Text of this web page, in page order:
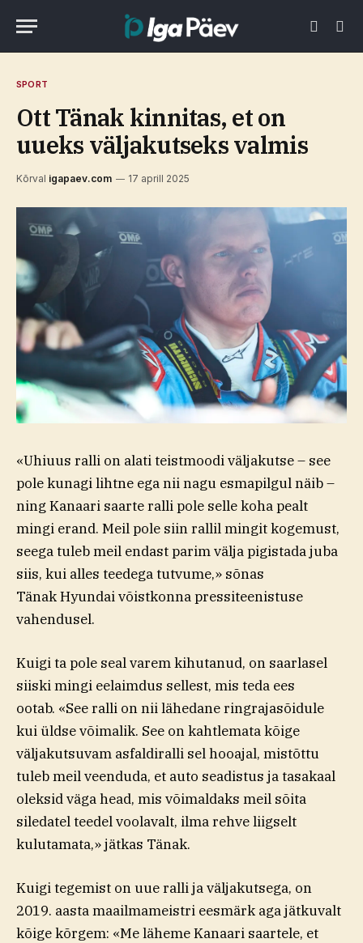
SPORT
Ott Tänak kinnitas, et on
uueks väljakutseks valmis
Kõrval igapaev.com 17 aprill 2025
«Uhiuus ralli on alati teistmoodi väljakutse – see
pole kunagi lihtne ega nii nagu esmapilgul näib –
ning Kanaari saarte ralli pole selle koha pealt
mingi erand. Meil pole siin rallil mingit kogemust,
seega tuleb meil endast parim välja pigistada juba
siis, kui alles teedega tutvume,» sõnas
Tänak Hyundai võistkonna pressiteenistuse
vahendusel.
Kuigi ta pole seal varem kihutanud, on saarlasel
siiski mingi eelaimdus sellest, mis teda ees
ootab. «See ralli on nii lähedane ringrajasõidule
kui üldse võimalik. See on kahtlemata kõige
väljakutsuvam asfaldiralli sel hooajal, mistõttu
tuleb meil veenduda, et auto seadistus ja tasakaal
oleksid väga head, mis võimaldaks meil sõita
siledatel teedel voolavalt, ilma rehve liigselt
kulutamata,» jätkas Tänak.
Kuigi tegemist on uue ralli ja väljakutsega, on
2019. aasta maailmameistri eesmärk aga jätkuvalt
kõige kõrgem: «Me läheme Kanaari saartele, et